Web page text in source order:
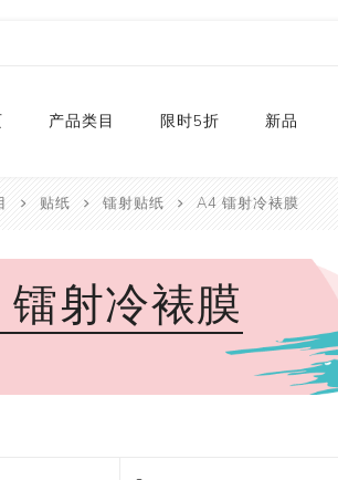
产品类目
热销款
贴纸
卡纸
手工艺纸
限时5折 新品
2024
2020
2019
贴纸 镭射贴纸 A4 镭射冷裱膜
射冷裱膜